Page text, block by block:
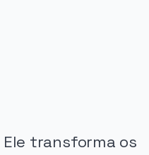
Ele transforma os